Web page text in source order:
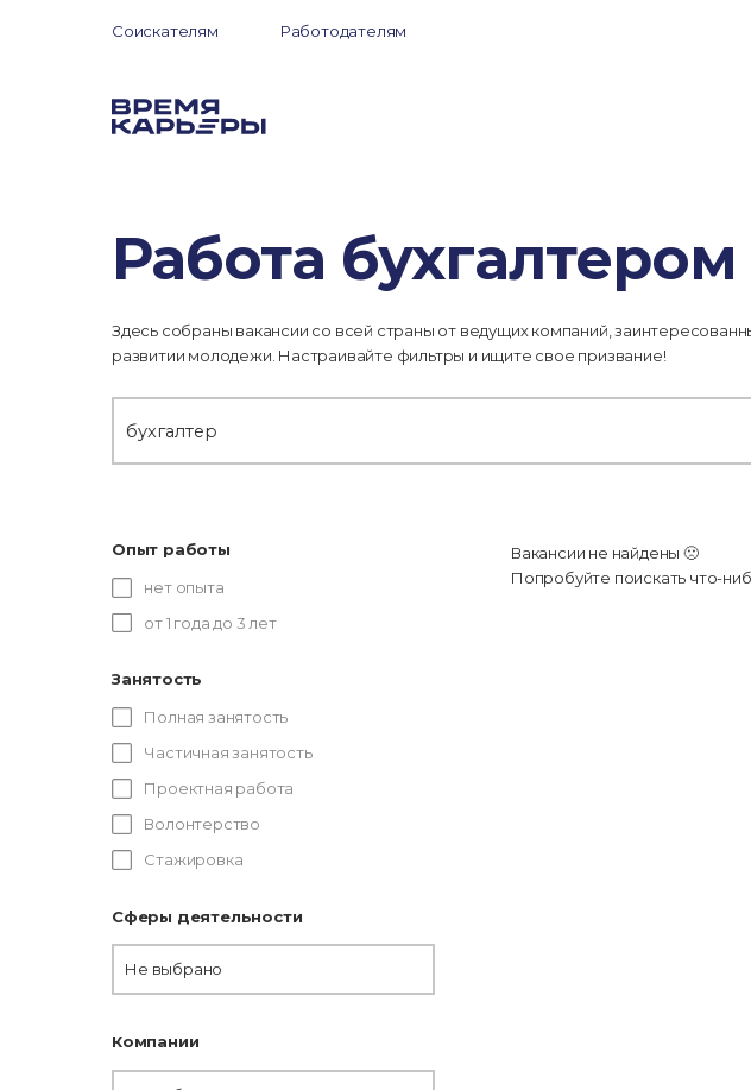
Соискателям Работодателям
Работа
Здесь собраны вакансии со всей страны от ведущих компаний,
развитии молодежи. Настраивайте фильтры и ищите свое призвание!
Опыт работы
нет опыта
от 1 года до 3 лет
Занятость
Полная занятость
Частичная занятость
Проектная работа
Волонтерство
Стажировка
Сферы деятельности
Не выбрано
Компании
Вакансии не найдены 🙁
Попробуйте поискать что-